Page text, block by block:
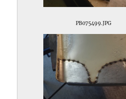
PB075499.JPG